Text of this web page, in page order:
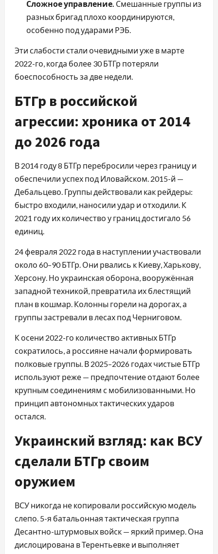
Сложное управление. Смешанные группы из
разных бригад плохо координируются,
особенно под ударами РЭБ.
Эти слабости стали очевидными уже в марте
2022-го, когда более 30 БТГр потеряли
боеспособность за две недели.
БТГр в российской
агрессии: хроника от 2014
до 2026 года
В 2014 году 8 БТГр перебросили через границу и
обеспечили успех под Иловайском. 2015-й —
Дебальцево. Группы действовали как рейдеры:
быстро входили, наносили удар и отходили. К
2021 году их количество у границ достигало 56
единиц.
24 февраля 2022 года в наступлении участвовали
около 60–90 БТГр. Они рвались к Киеву, Харькову,
Херсону. Но украинская оборона, вооружённая
западной техникой, превратила их блестящий
план в кошмар. Колонны горели на дорогах, а
группы застревали в лесах под Черниговом.
К осени 2022-го количество активных БТГр
сократилось, а россияне начали формировать
полковые группы. В 2025–2026 годах чистые БТГр
используют реже — предпочтение отдают более
крупным соединениям с мобилизованными. Но
принцип автономных тактических ударов
остался.
Украинский взгляд: как ВСУ
сделали БТГр своим
оружием
ВСУ никогда не копировали российскую модель
слепо. 5-я батальонная тактическая группа
Десантно-штурмовых войск — яркий пример. Она
дислоцирована в Терентьевке и выполняет